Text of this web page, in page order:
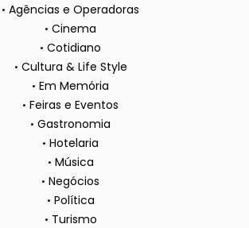
Agências e Operadoras
Cinema
Cotidiano
Cultura & Life Style
Em Memória
Feiras e Eventos
Gastronomia
Hotelaria
Música
Negócios
Política
Turismo